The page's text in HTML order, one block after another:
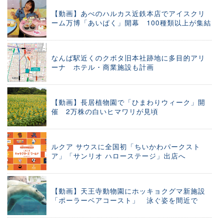
【動画】あべのハルカス近鉄本店でアイスクリ
ーム万博「あいぱく」開幕 100種類以上が集結
なんば駅近くのクボタ旧本社跡地に多目的アリ
ーナ ホテル・商業施設も計画
【動画】長居植物園で「ひまわりウィーク」開
催 2万株の白いヒマワリが見頃
ルクア サウスに全国初「ちいかわパークスト
ア」「サンリオ ハローステージ」出店へ
【動画】天王寺動物園にホッキョクグマ新施設
「ポーラーベアコースト」 泳ぐ姿を間近で